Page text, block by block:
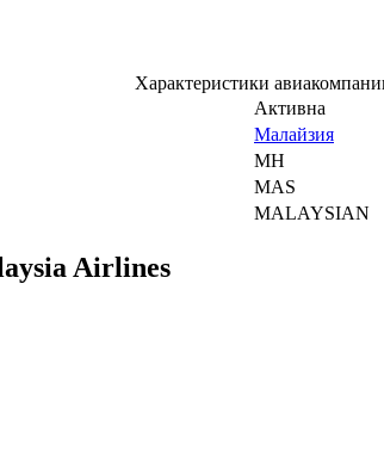
Характеристики
Активна
Малайзия
MH
MAS
MALAYSIAN
Airlines